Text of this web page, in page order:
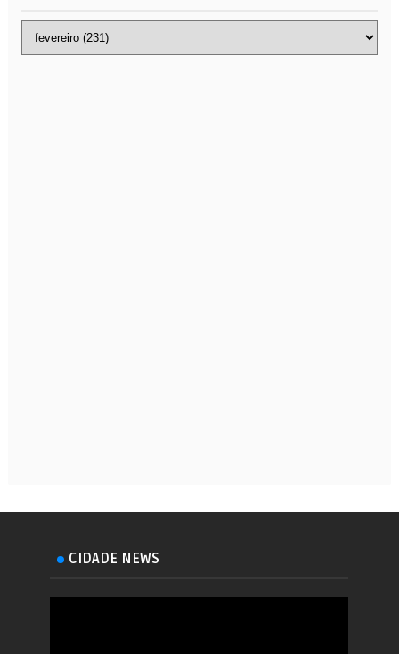
CIDADE NEWS